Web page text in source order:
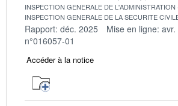
INSPECTION GENERALE DE L'ADMINISTRATION
INSPECTION GENERALE DE LA SECURITE
Rapport: déc. 2025 Mise en ligne: avr.
n°016057-01
Accéder à la notice